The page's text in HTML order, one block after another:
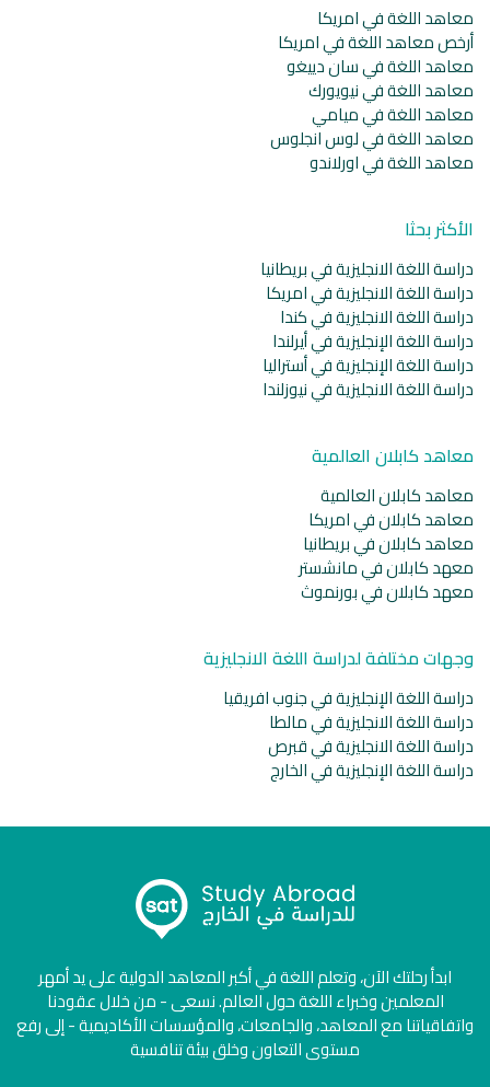
معاهد اللغة في امريكا
أرخص معاهد اللغة في امريكا
معاهد اللغة في سان دييغو
معاهد اللغة في نيويورك
معاهد اللغة في ميامي
معاهد اللغة في لوس انجلوس
معاهد اللغة في اورلاندو
الأكثر بحثا
دراسة اللغة الانجليزية في بريطانيا
دراسة اللغة الانجليزية في امريكا
دراسة اللغة الانجليزية في كندا
دراسة اللغة الإنجليزية في أيرلندا
دراسة اللغة الإنجليزية في أستراليا
دراسة اللغة الانجليزية في نيوزلندا
معاهد كابلان العالمية
معاهد كابلان العالمية
معاهد كابلان في امريكا
معاهد كابلان في بريطانيا
معهد كابلان في مانشستر
معهد كابلان في بورنموث
وجهات مختلفة لدراسة اللغة الانجليزية
دراسة اللغة الإنجليزية في جنوب افريقيا
دراسة اللغة الانجليزية في مالطا
دراسة اللغة الانجليزية في قبرص
دراسة اللغة الإنجليزية في الخارج
ابدأ رحلتك الآن، وتعلم اللغة في أكبر المعاهد الدولية على يد أمهر
المعلمين وخبراء اللغة حول العالم. نسعى - من خلال عقودنا
واتفاقياتنا مع المعاهد، والجامعات، والمؤسسات الأكاديمية - إلى رفع
مستوى التعاون وخلق بيئة تنافسية